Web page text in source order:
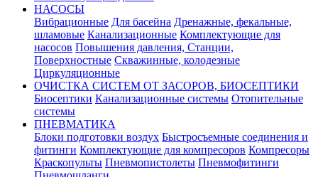
НАСОСЫ
Вибрационные Для басейна Дренажные, фекальные,
шламовые Канализационные Комплектующие для
насосов Повышения давления, Станции,
Поверхностные Скважинные, колодезные
Циркуляционные
ОЧИСТКА СИСТЕМ ОТ ЗАСОРОВ, БИОСЕПТИКИ
Биосептики Канализационные системы Отопительные
системы
ПНЕВМАТИКА
Блоки подготовки воздух Быстросъемные соединения и
фитинги Комплектующие для компресоров Компресоры
Краскопульты Пневмопистолеты Пневмофитинги